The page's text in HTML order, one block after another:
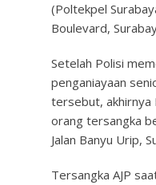
(Poltekpel
Boulevard,
Setelah Polisi
penganiayaan
tersebut, akhirnya
orang tersangka
Jalan Banyu Urip,
Tersangka AJP